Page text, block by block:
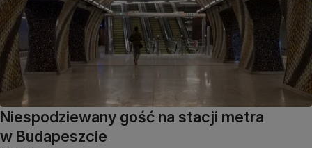
Niespodziewany gość na stacji metra
w Budapeszcie